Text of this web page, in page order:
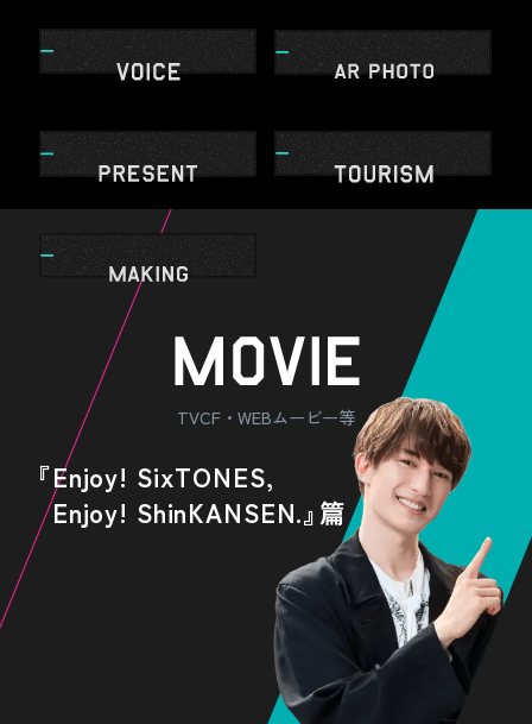
TVCF・WEBムービー等
『Enjoy! SixTONES,
Enjoy! ShinKANSEN.』篇